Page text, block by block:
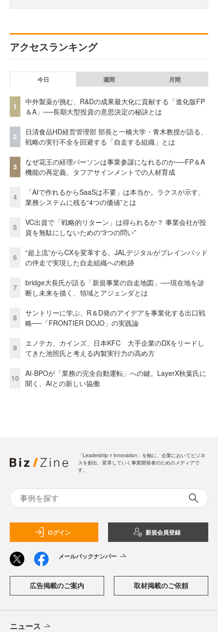
アクセスランキング
今日 週間 月間
1
中外製薬が挑む、R&Dの成果最大化に貢献する「進化版FP
＆A」──長期大型投資の意思決定の秘訣とは
2
日清食品HD経営管理部 部長と一橋大学・青木教授が語る、
戦略の実行不全を回避する「自走する組織」とは
3
なぜ花王の経理パーソンは事業参謀になれるのか──FP＆A
機能の再定義、タフアサインメントでの人材育成
4
「AIで作れるからSaaSは不要」は本当か。ラクスが示す、
業務システムに残る“4つの価値”とは
5
VC出資で「戦略的リターン」は得られるか？ 事業会社が投
資を無駄にしないための“3つの問い”
6
“超上流”からCXを変革する。JALデジタルがブレインパッド
の伴走で実現した自走組織への軌跡
7
bridge大長氏が語る「新規事業の自走地図」──現在地を診
断し未来を描く、領域とアジェンダとは
8
サントリーに学ぶ、R＆D発のアイデアを事業化する出口戦
略──「FRONTIER DOJO」の実践論
9
エノテカ、カインズ、日本KFC 大手企業のDXをリードし
てきた池照氏と考える内製実行力の高め方
10
AI-BPOが「業務の完全自動運転」への鍵。LayerX秋葉氏に
聞く、AIとの新しい協働
「Leadership ☓ Innovation」を軸に、企業においてビジネ
スを創出、変革していく事業開発者のためのメディアで
す。
ログイン 新規会員登録
メールバックナンバー
広告掲載のご案内 取材掲載のご依頼
ニュース